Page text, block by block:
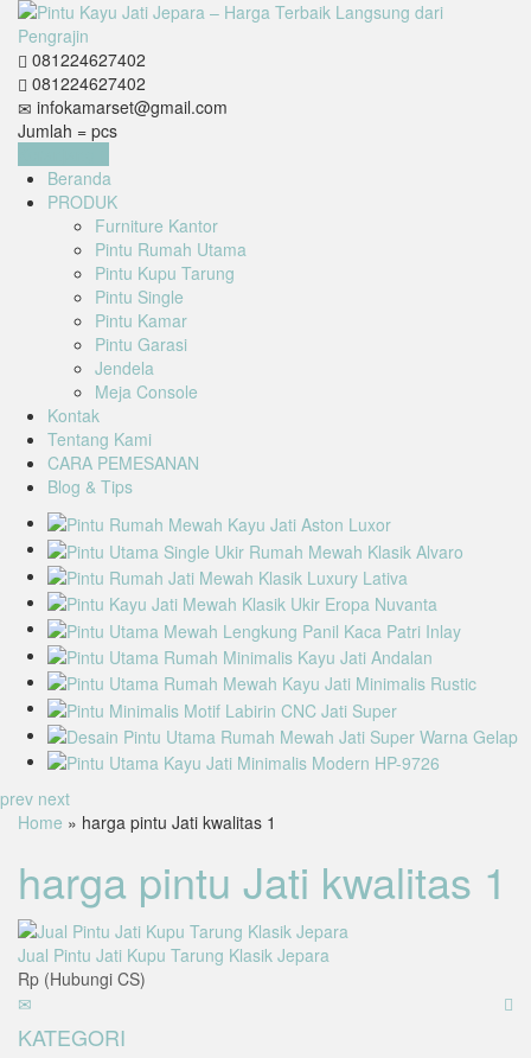
081224627402
081224627402
infokamarset@gmail.com
Jumlah = pcs
Beranda
PRODUK
Furniture Kantor
Pintu Rumah Utama
Pintu Kupu Tarung
Pintu Single
Pintu Kamar
Pintu Garasi
Jendela
Meja Console
Kontak
Tentang Kami
CARA PEMESANAN
Blog & Tips
prev next
Home » harga pintu Jati kwalitas 1
harga pintu Jati kwalitas 1
Jual Pintu Jati Kupu Tarung Klasik Jepara
Rp (Hubungi CS)
KATEGORI